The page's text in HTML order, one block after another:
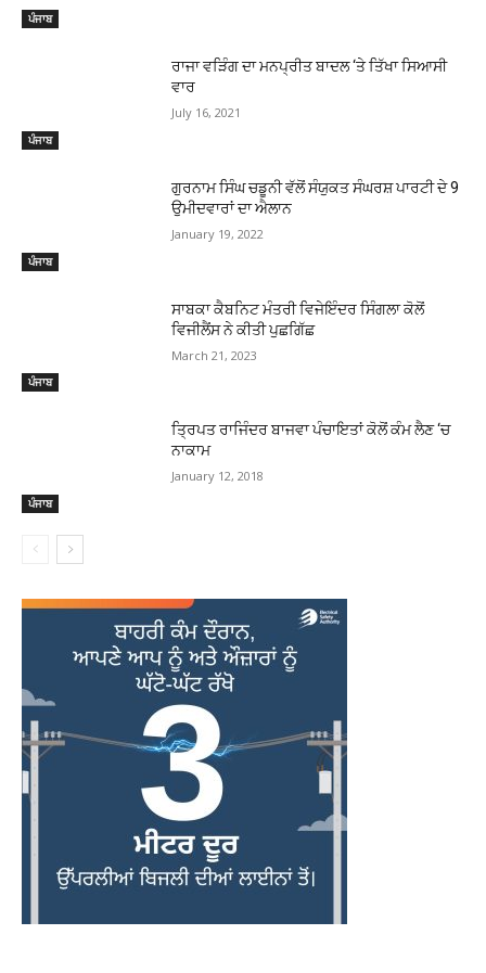
ਪੰਜਾਬ
ਪੰਜਾਬ
ਰਾਜਾ ਵੜਿੰਗ ਦਾ ਮਨਪ੍ਰੀਤ ਬਾਦਲ ‘ਤੇ ਤਿੱਖਾ ਸਿਆਸੀ
ਵਾਰ
July 16, 2021
ਪੰਜਾਬ
ਗੁਰਨਾਮ ਸਿੰਘ ਚਡੂਨੀ ਵੱਲੋਂ ਸੰਯੁਕਤ ਸੰਘਰਸ਼ ਪਾਰਟੀ ਦੇ 9
ਉਮੀਦਵਾਰਾਂ ਦਾ ਐਲਾਨ
January 19, 2022
ਪੰਜਾਬ
ਸਾਬਕਾ ਕੈਬਨਿਟ ਮੰਤਰੀ ਵਿਜੇਇੰਦਰ ਸਿੰਗਲਾ ਕੋਲੋਂ
ਵਿਜੀਲੈਂਸ ਨੇ ਕੀਤੀ ਪੁਛਗਿੱਛ
March 21, 2023
ਪੰਜਾਬ
ਤ੍ਰਿਪਤ ਰਾਜਿੰਦਰ ਬਾਜਵਾ ਪੰਚਾਇਤਾਂ ਕੋਲੋਂ ਕੰਮ ਲੈਣ ‘ਚ
ਨਾਕਾਮ
January 12, 2018